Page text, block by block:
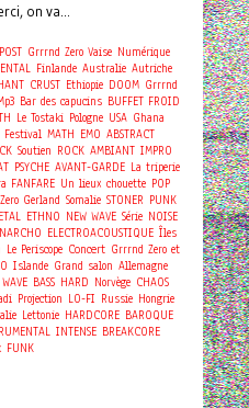
on va...
POST Grrrnd Zero Vaise Numérique
Finlande Australie Autriche
CRUST Ethiopie DOOM Grrrnd
Bar des capucins BUFFET FROID
Le Tostaki Pologne USA Ghana
Festival MATH EMO ABSTRACT
Soutien ROCK AMBIANT IMPRO
PSYCHE AVANT-GARDE La triperie
FANFARE Un lieux chouette POP
Gerland Somalie STONER PUNK
ETHNO NEW WAVE Série NOISE
ELECTROACOUSTIQUE Îles
Le Periscope Concert Grrrnd Zero et
Islande Grand salon Allemagne
BASS HARD Norvège CHAOS
Projection LO-FI Russie Hongrie
Lettonie HARDCORE BAROQUE
INTENSE BREAKCORE
FUNK